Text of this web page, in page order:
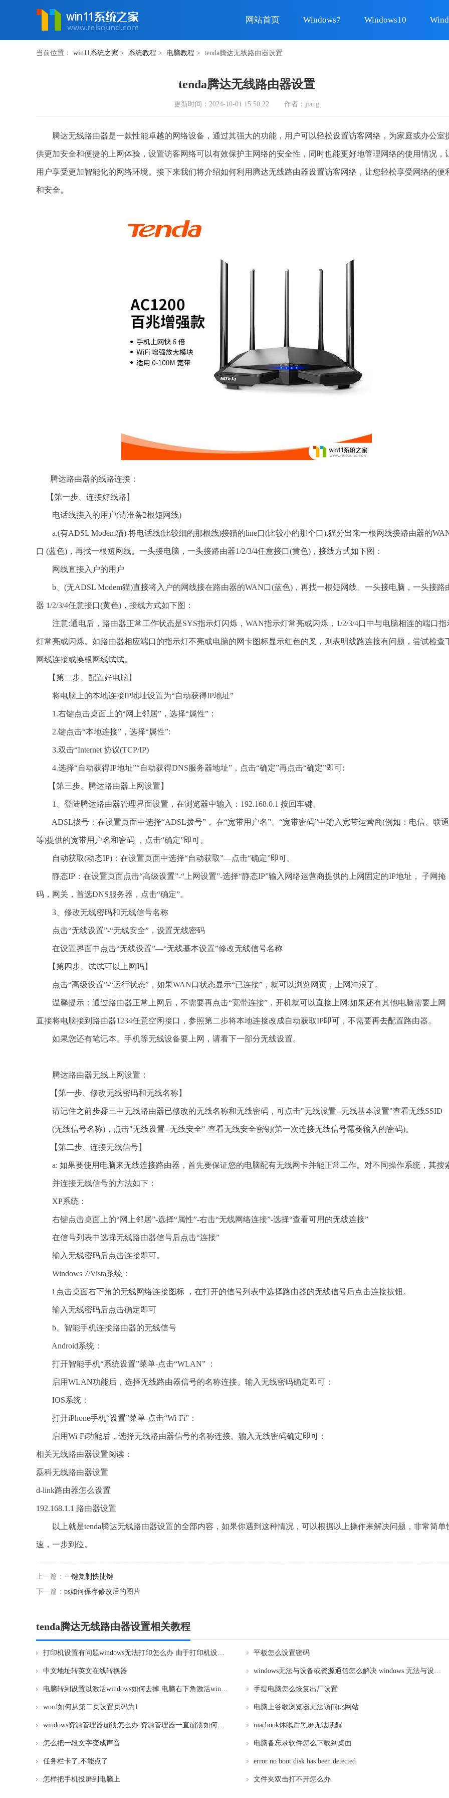
网站首页 Windows7 Windows10
当前位置： win11系统之家 > 系统教程 > 电脑教程 > tenda腾达无线路由器设置
tenda腾达无线路由器设置
更新时间：2024-10-01 15:50:22 作者：jiang
腾达无线路由器是一款性能卓越的网络设备，通过其强大的功能，用户可以轻松设置访客网络，为家庭或办公室
供更加安全和便捷的上网体验，设置访客网络可以有效保护主网络的安全性，同时也能更好地管理网络的使用情况，
用户享受更加智能化的网络环境。接下来我们将介绍如何利用腾达无线路由器设置访客网络，让您轻松享受网络的便
和安全。
腾达路由器的线路连接：
【第一步、连接好线路】
电话线接入的用户(请准备2根短网线)
a.(有ADSL Modem猫) 将电话线(比较细的那根线)接猫的line口(比较小的那个口),猫分出来一根网线接路由器的
口 (蓝色)，再找一根短网线。一头接电脑，一头接路由器1/2/3/4任意接口(黄色)，接线方式如下图：
网线直接入户的用户
b、(无ADSL Modem猫)直接将入户的网线接在路由器的WAN口(蓝色)，再找一根短网线。一头接电脑，一头接路
器 1/2/3/4任意接口(黄色)，接线方式如下图：
注意:通电后，路由器正常工作状态是SYS指示灯闪烁，WAN指示灯常亮或闪烁，1/2/3/4口中与电脑相连的端口指
灯常亮或闪烁。如路由器相应端口的指示灯不亮或电脑的网卡图标显示红色的叉，则表明线路连接有问题，尝试检查
网线连接或换根网线试试。
【第二步、配置好电脑】
将电脑上的本地连接IP地址设置为“自动获得IP地址”
1.右键点击桌面上的“网上邻居”，选择“属性”：
2.键点击“本地连接”，选择“属性”:
3.双击“Internet 协议(TCP/IP)
4.选择“自动获得IP地址”“自动获得DNS服务器地址”，点击“确定”再点击“确定”即可:
【第三步、腾达路由器上网设置】
1、登陆腾达路由器管理界面设置，在浏览器中输入：192.168.0.1 按回车键。
ADSL拔号：在设置页面中选择“ADSL拨号”， 在“宽带用户名”、“宽带密码”中输入宽带运营商(例如：电信、联通
等)提供的宽带用户名和密码 ，点击“确定”即可。
自动获取(动态IP)：在设置页面中选择“自动获取”—点击“确定”即可。
静态IP：在设置页面点击“高级设置”-“上网设置”-选择“静态IP”输入网络运营商提供的上网固定的IP地址， 子网掩
码，网关，首选DNS服务器，点击“确定”。
3、修改无线密码和无线信号名称
点击“无线设置”-“无线安全”，设置无线密码
在设置界面中点击“无线设置”—“无线基本设置”修改无线信号名称
【第四步、试试可以上网吗】
点击“高级设置”-“运行状态”，如果WAN口状态显示“已连接”，就可以浏览网页，上网冲浪了。
温馨提示：通过路由器正常上网后，不需要再点击“宽带连接”，开机就可以直接上网;如果还有其他电脑需要上网
直接将电脑接到路由器1234任意空闲接口，参照第二步将本地连接改成自动获取IP即可，不需要再去配置路由器。
如果您还有笔记本、手机等无线设备要上网，请看下一部分无线设置。
腾达路由器无线上网设置：
【第一步、修改无线密码和无线名称】
请记住之前步骤三中无线路由器已修改的无线名称和无线密码，可点击"无线设置--无线基本设置"查看无线SSID
(无线信号名称)，点击"无线设置--无线安全"-查看无线安全密钥(第一次连接无线信号需要输入的密码)。
【第二步、连接无线信号】
a: 如果要使用电脑来无线连接路由器，首先要保证您的电脑配有无线网卡并能正常工作。对不同操作系统，其搜
并连接无线信号的方法如下：
XP系统：
右键点击桌面上的“网上邻居”-选择“属性”-右击“无线网络连接”-选择“查看可用的无线连接”
在信号列表中选择无线路由器信号后点击“连接”
输入无线密码后点击连接即可。
Windows 7/Vista系统：
l 点击桌面右下角的无线网络连接图标 ，在打开的信号列表中选择路由器的无线信号后点击连接按钮。
输入无线密码后点击确定即可
b、智能手机连接路由器的无线信号
Android系统：
打开智能手机“系统设置”菜单-点击“WLAN” ：
启用WLAN功能后，选择无线路由器信号的名称连接。输入无线密码确定即可：
IOS系统：
打开iPhone手机“设置”菜单-点击“Wi-Fi”：
启用Wi-Fi功能后，选择无线路由器信号的名称连接。输入无线密码确定即可：
相关无线路由器设置阅读：
磊科无线路由器设置
d-link路由器怎么设置
192.168.1.1 路由器设置
以上就是tenda腾达无线路由器设置的全部内容，如果你遇到这种情况，可以根据以上操作来解决问题，非常简单
速，一步到位。
上一篇： 一键复制快捷键
下一篇： ps如何保存修改后的图片
tenda腾达无线路由器设置相关教程
打印机设置有问题windows无法打印怎么办 由于打印机设置有问题,windows无法打印如何解决 平板怎么设置密码
中文地址转英文在线转换器 windows无法与设备或资源通信怎么解决 windows 无法与设备或资源通信的修复方法
电脑转到设置以激活windows如何去掉 电脑右下角激活windows转到设置的去掉方法 手提电脑怎么恢复出厂设置
word如何从第二页设置页码为1 电脑上谷歌浏览器无法访问此网站
windows资源管理器崩溃怎么办 资源管理器一直崩溃如何解决 macbook休眠后黑屏无法唤醒
怎么把一段文字变成声音 电脑备忘录软件怎么下载到桌面
任务栏卡了,不能点了 error no boot disk has been detected
怎样把手机投屏到电脑上 文件夹双击打不开怎么办